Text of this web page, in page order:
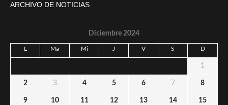
ARCHIVO DE NOTICIAS
Diciembre 2024
L Ma Mi J V S D
1
2 3 4 5 6 7 8
9 10 11 12 13 14 15